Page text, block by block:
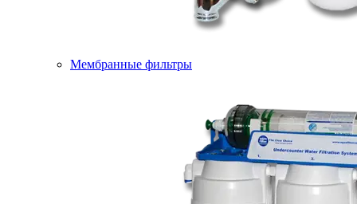
Мембранные фильтры